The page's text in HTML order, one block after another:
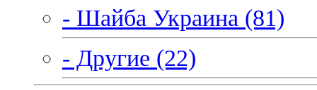
- Шайба Украина (81)
- Другие (22)